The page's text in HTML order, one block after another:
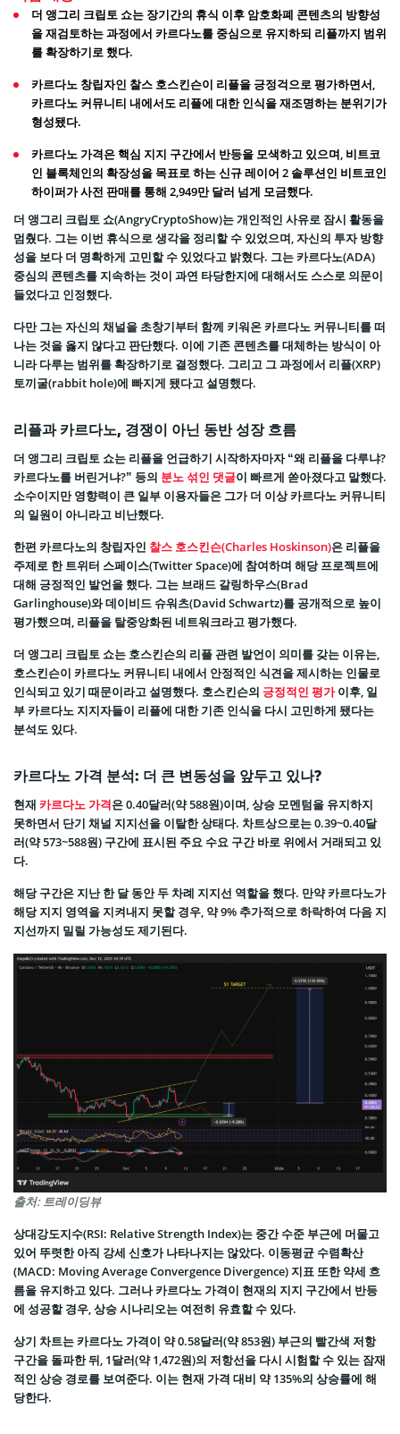
더 앵그리 크립토 쇼는 장기간의 휴식 이후 암호화폐 콘텐츠의 방향성
을 재검토하는 과정에서 카르다노를 중심으로 유지하되 리플까지 범위
를 확장하기로 했다.
카르다노 창립자인 찰스 호스킨슨이 리플을 긍정걱으로 평가하면서,
카르다노 커뮤니티 내에서도 리플에 대한 인식을 재조명하는 분위기가
형성됐다.
카르다노 가격은 핵심 지지 구간에서 반등을 모색하고 있으며, 비트코
인 블록체인의 확장성을 목표로 하는 신규 레이어 2 솔루션인 비트코인
하이퍼가 사전 판매를 통해 2,949만 달러 넘게 모금했다.
더 앵그리 크립토 쇼(AngryCryptoShow)는 개인적인 사유로 잠시 활동을
멈췄다. 그는 이번 휴식으로 생각을 정리할 수 있었으며, 자신의 투자 방향
성을 보다 더 명확하게 고민할 수 있었다고 밝혔다. 그는 카르다노(ADA)
중심의 콘텐츠를 지속하는 것이 과연 타당한지에 대해서도 스스로 의문이
들었다고 인정했다.
다만 그는 자신의 채널을 초창기부터 함께 키워온 카르다노 커뮤니티를 떠
나는 것을 옳지 않다고 판단했다. 이에 기존 콘텐츠를 대체하는 방식이 아
니라 다루는 범위를 확장하기로 결정했다. 그리고 그 과정에서 리플(XRP)
토끼굴(rabbit hole)에 빠지게 됐다고 설명했다.
리플과 카르다노, 경쟁이 아닌 동반 성장 흐름
더 앵그리 크립토 쇼는 리플을 언급하기 시작하자마자 “왜 리플을 다루냐?
카르다노를 버린거냐?” 등의 분노 섞인 댓글이 빠르게 쏟아졌다고 말했다.
소수이지만 영향력이 큰 일부 이용자들은 그가 더 이상 카르다노 커뮤니티
의 일원이 아니라고 비난했다.
한편 카르다노의 창립자인 찰스 호스킨슨(Charles Hoskinson)은 리플을
주제로 한 트위터 스페이스(Twitter Space)에 참여하며 해당 프로젝트에
대해 긍정적인 발언을 했다. 그는 브래드 갈링하우스(Brad
Garlinghouse)와 데이비드 슈워츠(David Schwartz)를 공개적으로 높이
평가했으며, 리플을 탈중앙화된 네트워크라고 평가했다.
더 앵그리 크립토 쇼는 호스킨슨의 리플 관련 발언이 의미를 갖는 이유는,
호스킨슨이 카르다노 커뮤니티 내에서 안정적인 식견을 제시하는 인물로
인식되고 있기 때문이라고 설명했다. 호스킨슨의 긍정적인 평가이후, 일
부 카르다노 지지자들이 리플에 대한 기존 인식을 다시 고민하게 됐다는
분석도 있다.
카르다노 가격 분석: 더 큰 변동성을 앞두고 있나?
현재 카르다노 가격은 0.40달러(약 588원)이며, 상승 모멘텀을 유지하지
못하면서 단기 채널 지지선을 이탈한 상태다. 차트상으로는 0.39~0.40달
러(약 573~588원) 구간에 표시된 주요 수요 구간 바로 위에서 거래되고 있
다.
해당 구간은 지난 한 달 동안 두 차례 지지선 역할을 했다. 만약 카르다노가
해당 지지 영역을 지켜내지 못할 경우, 약 9% 추가적으로 하락하여 다음 지
지선까지 밀릴 가능성도 제기된다.
출처: 트레이딩뷰
상대강도지수(RSI: Relative Strength Index)는 중간 수준 부근에 머물고
있어 뚜렷한 아직 강세 신호가 나타나지는 않았다. 이동평균 수렴확산
(MACD: Moving Average Convergence Divergence) 지표 또한 약세 흐
름을 유지하고 있다. 그러나 카르다노 가격이 현재의 지지 구간에서 반등
에 성공할 경우, 상승 시나리오는 여전히 유효할 수 있다.
상기 차트는 카르다노 가격이 약 0.58달러(약 853원) 부근의 빨간색 저항
구간을 돌파한 뒤, 1달러(약 1,472원)의 저항선을 다시 시험할 수 있는 잠재
적인 상승 경로를 보여준다. 이는 현재 가격 대비 약 135%의 상승률에 해
당한다.